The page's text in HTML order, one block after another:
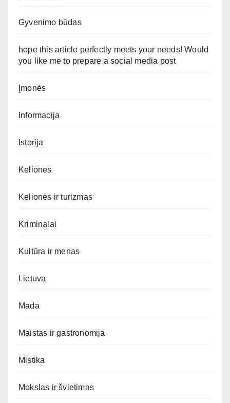
Gyvenimo būdas
hope this article perfectly meets your needs! Would
you like me to prepare a social media post
Įmonės
Informacija
Istorija
Kelionės
Kelionės ir turizmas
Kriminalai
Kultūra ir menas
Lietuva
Mada
Maistas ir gastronomija
Mistika
Mokslas ir švietimas